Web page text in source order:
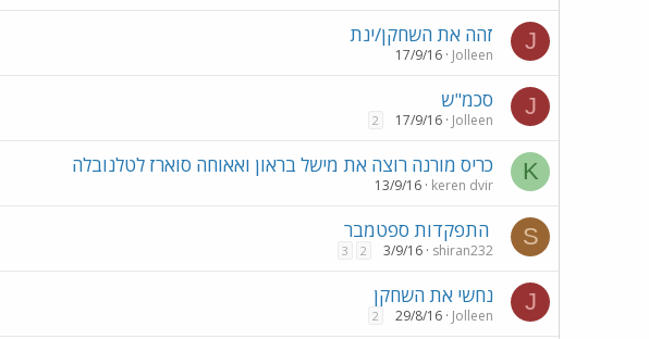
J זהה את השחקן/ינת
Jolleen
17/9/16
J סכמ"ש
Jolleen
17/9/16
2
K כריס מורנה רוצה את מישל בראון ואאוחה סוארז לטלנובלה
keren dvir
13/9/16
S התפקדות ספטמבר
shiran232
3/9/16
2
3
J נחשי את השחקן
Jolleen
29/8/16
2